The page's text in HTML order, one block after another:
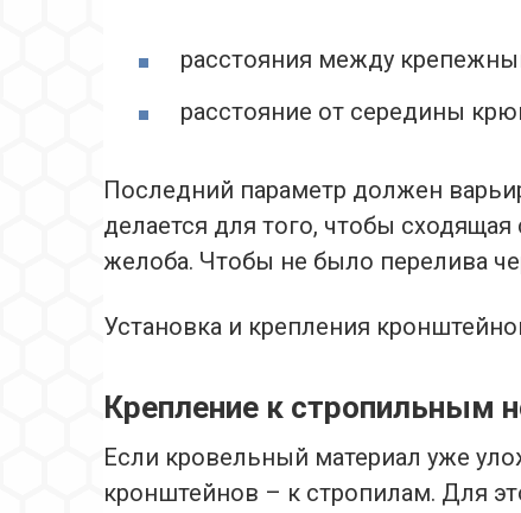
расстояния между
расстояние от середины
Последний параметр должен
делается для того, чтобы
желоба. Чтобы не было перелива
Установка и крепления
Крепление к стропильным
Если кровельный материал уже
кронштейнов – к стропилам. Для